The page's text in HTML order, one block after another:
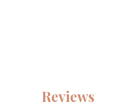
Reviews